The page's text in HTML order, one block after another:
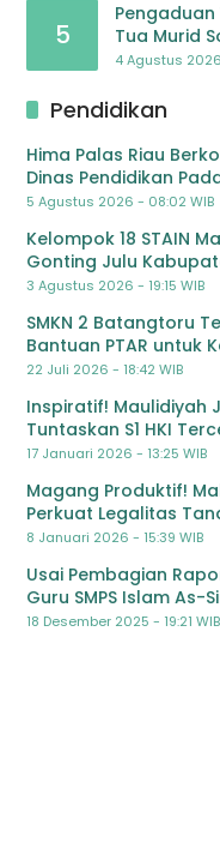
5
Tua Murid
Pengelolaan
4 Agustus
Pendidikan
Hima Palas Riau
Dinas Pendidikan
Pelatihan OSIS SMP
5 Agustus 2026 - 08:02 WIB
Kelompok 18 STAIN
Gonting Julu
3 Agustus 2026 - 19:15 WIB
SMKN 2 Batangtoru
Bantuan PTAR untuk
Pendidikan
22 Juli 2026 - 18:42 WIB
Inspiratif! Maulidiyah
Tuntaskan S1 HKI
17 Januari 2026 - 13:25 WIB
Magang Produktif!
Perkuat Legalitas
8 Januari 2026 - 15:39 WIB
Usai Pembagian
Guru SMPS Islam As-
Bersama Sambut
18 Desember 2025 - 19:21 WIB